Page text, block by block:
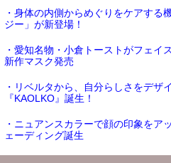
・身体の内側からめぐりをケアする
ジー」が新登場！
・愛知名物・小倉トーストがフェイ
新作マスク発売
・リベルタから、自分らしさをデザ
『KAOLKO』誕生！
・ニュアンスカラーで顔の印象をア
ェーディング誕生